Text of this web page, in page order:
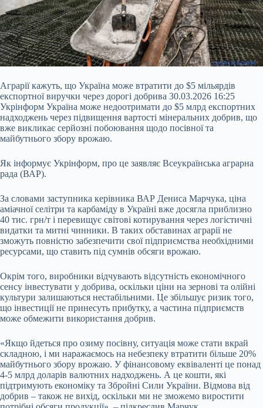
Аграрії кажуть, що Україна може втратити до $5 мільярдів
експортної виручки через дорогі добрива 30.03.2026 16:25
Укрінформ Україна може недоотримати до $5 млрд експортних
надходжень через підвищення вартості мінеральних добрив, що
вже викликає серйозні побоювання щодо посівної та
майбутнього збору врожаю.
Як інформує Укрінформ, про це заявляє Всеукраїнська аграрна
рада (ВАР).
За словами заступника керівника ВАР Дениса Марчука, ціна
аміачної селітри та карбаміду в Україні вже досягла приблизно
40 тис. грн/т і перевищує світові котирування через логістичні
видатки та митні чинники. В таких обставинах аграрії не
зможуть повністю забезпечити свої підприємства необхідними
ресурсами, що ставить під сумнів обсяги врожаю.
Окрім того, виробники відчувають відсутність економічного
сенсу інвестувати у добрива, оскільки ціни на зернові та олійні
культури залишаються нестабільними. Це збільшує ризик того,
що інвестиції не принесуть прибутку, а частина підприємств
може обмежити використання добрив.
«Якщо йдеться про озиму посівну, ситуація може стати вкрай
складною, і ми наражаємось на небезпеку втратити більше 20%
майбутнього збору врожаю. У фінансовому еквіваленті це понад
4-5 млрд доларів валютних надходжень. А це кошти, які
підтримують економіку та Збройні Сили України. Відмова від
добрив – також не вихід, оскільки ми не зможемо виростити